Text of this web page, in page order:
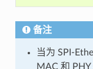
备注
当为 SPI-
MAC 和